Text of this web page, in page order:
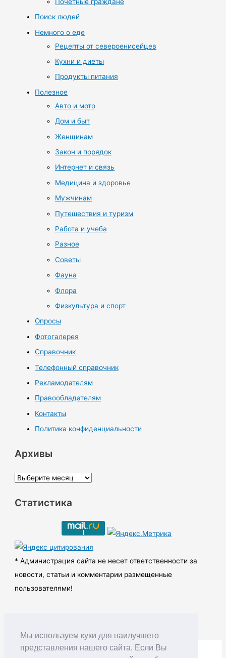
Мы используем куки для наилучшего
представления нашего сайта. Если Вы
Поиск людей
Немного о еде
Рецепты от североенисейцев
Кухни и диеты
Продукты питания
Полезное
Авто и мото
Дом и быт
Женщинам
Закон и порядок
Интернет и связь
Медицина и здоровье
Мужчинам
Путешествия и туризм
Работа и учеба
Разное
Советы
Фауна
Флора
Физкультура и спорт
Опросы
Фотогалерея
Справочник
Телефонный справочник
Рекламодателям
Правообладателям
Контакты
Политика конфиденциальности
Архивы
А
х
ы
Статистика
* Администрация сайта не несет ответственности за
новости, статьи и комментарии размещенные
пользователями!